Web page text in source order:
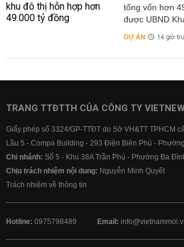
tổng vốn hơn
được UBND
DỰ ÁN 14 giờ
TRANG TTĐTTH CỦA CÔNG TY
Giấy phép số 3324/GP-TTĐT do Sở VH&TT TPHCM
Lầu 5 - Compa Building - 293 Điện Biên Phủ -
Chi nhánh: Số 5 - Khu 38A Trần Phú - Phường Ba
Chịu trách nhiệm nội dung: Nguyễn Minh Quyết
Trách nhiệm về thông tin
Hotline: 0975798489 Email: